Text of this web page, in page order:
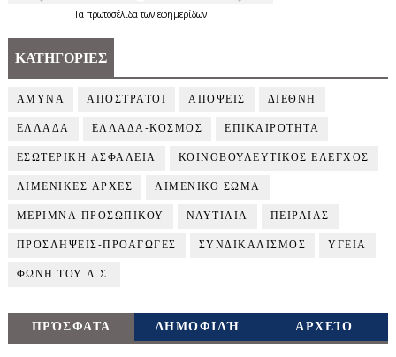
Τα πρωτοσέλιδατων εφημερίδων
ΚΑΤΗΓΟΡΙΕΣ
ΑΜΥΝΑ ΑΠΟΣΤΡΑΤΟΙ ΑΠΟΨΕΙΣ ΔΙΕΘΝΗ
ΕΛΛΑΔΑ ΕΛΛΑΔΑ-ΚΟΣΜΟΣ ΕΠΙΚΑΙΡΟΤΗΤΑ
ΕΣΩΤΕΡΙΚΗ ΑΣΦΑΛΕΙΑ ΚΟΙΝΟΒΟΥΛΕΥΤΙΚΟΣ ΕΛΕΓΧΟΣ
ΛΙΜΕΝΙΚΕΣ ΑΡΧΕΣ ΛΙΜΕΝΙΚΟ ΣΩΜΑ
ΜΕΡΙΜΝΑ ΠΡΟΣΩΠΙΚΟΥ ΝΑΥΤΙΛΙΑ ΠΕΙΡΑΙΑΣ
ΠΡΟΣΛΗΨΕΙΣ-ΠΡΟΑΓΩΓΕΣ ΣΥΝΔΙΚΑΛΙΣΜΟΣ ΥΓΕΙΑ
ΦΩΝΗ ΤΟΥ Λ.Σ.
ΠΡΌΣΦΑΤΑ ΔΗΜΟΦΙΛΉ ΑΡΧΕΊΟ